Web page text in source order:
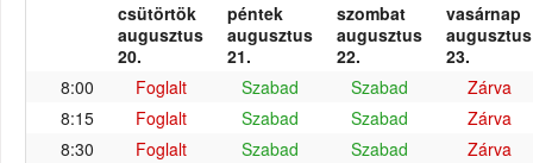
csütörtök
augusztus
20.
péntek
augusztus
21.
szombat
augusztus
22.
vasárnap
augusztus
23.
8:00
Foglalt Szabad Szabad
Zárva
8:15
Foglalt Szabad Szabad
Zárva
8:30
Foglalt Szabad Szabad
Zárva